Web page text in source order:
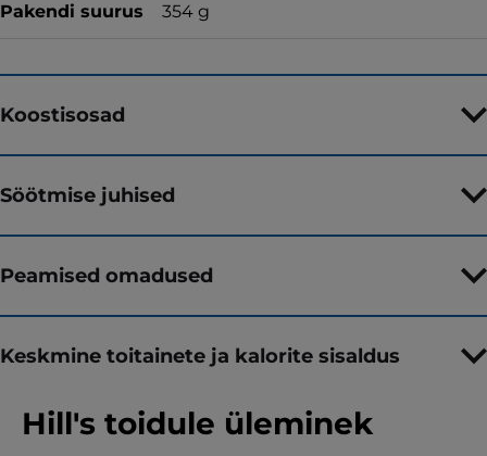
Pakendi suurus 354 g
Koostisosad
Söötmise juhised
Peamised omadused
Keskmine toitainete ja kalorite sisaldus
Hill's toidule üleminek